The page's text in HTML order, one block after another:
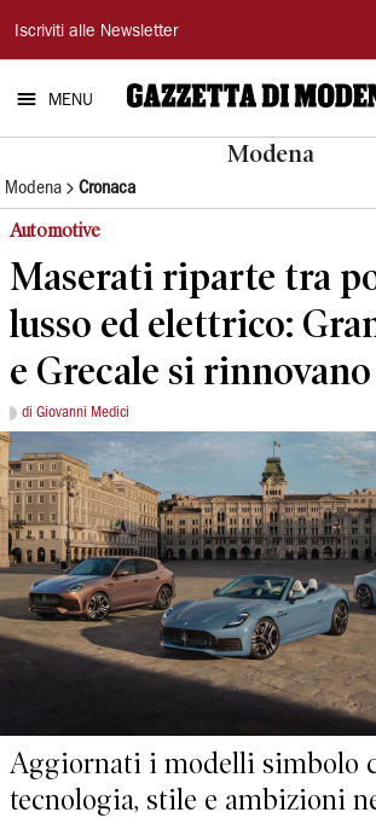
Gazzetta
di
Modena
Iscriviti alle Newsletter
MENU
Modena
Modena Cronaca
Automotive
Maserati riparte tra
lusso ed elettrico:
e Grecale si rinnovano
di Giovanni Medici
Aggiornati i modelli simbolo
tecnologia, stile e ambizioni